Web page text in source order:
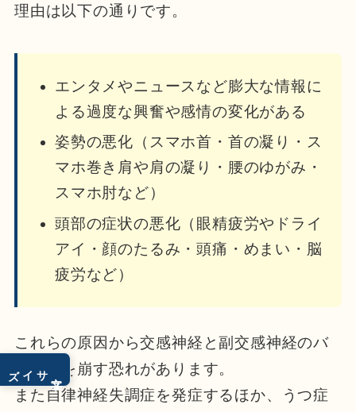
サイズ
理由は以下の通りです。
エンタメやニュースなど膨大な情報に
よる過度な興奮や感情の変化がある
姿勢の悪化（スマホ首・首の凝り・ス
マホ巻き肩や肩の凝り・腰のゆがみ・
スマホ肘など）
頭部の症状の悪化（眼精疲労やドライ
アイ・顔のたるみ・頭痛・めまい・脳
疲労など）
これらの原因から交感神経と副交感神経のバ
ランスを崩す恐れがあります。
また自律神経失調症を発症するほか、うつ症